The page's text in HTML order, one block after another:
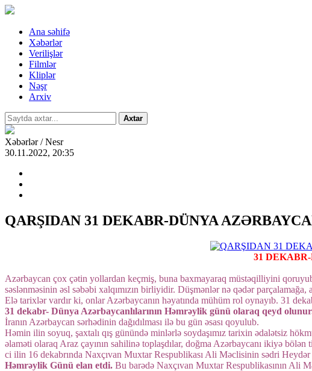
Ana səhifə
Xəbərlər
Verilişlər
Filmlər
Kliplər
Nəşr
Arxiv
Axtar
Xəbərlər / Nesr
30.11.2022, 20:35
QARŞIDAN 31 DEKABR-DÜNYA
31
Azərbaycan çox çətin yollardan keçmiş, buna baxmayaraq müstəqilliyini
səslənməsinin əsl səbəbi xalqımızın birliyidir. Düşmənlər nə qədər parçalamağa,
Elə tarixlər vardır ki, onlar Azərbaycanın həyatında mühüm rol oynayıb. 31
31 dekabr- Dünya Azərbaycanlılarının Həmrəylik günü olaraq qeyd
İranın Azərbaycan sərhədinin dağıdılması ilə bu gün əsası qoyulub.
Həmin ilin soyuq, şaxtalı qış günündə minlərlə soydaşımız tarixin ədalətsiz
əlaməti olaraq Araz çayının sahilinə toplaşdılar, doğma Azərbaycanı ikiyə
ci ilin 16 dekabrında Naxçıvan Muxtar Respublikası Ali Məclisinin sədri
Həmrəylik Günü elan etdi. Bu barədə Naxçıvan Muxtar Respublikasının Ali